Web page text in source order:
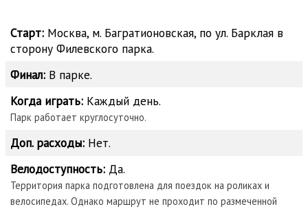
Старт: Москва, м. Багратионовская, по ул. Барклая в
сторону Филевского парка.
Финал: В парке.
Когда играть: Каждый день.
Парк работает круглосуточно.
Доп. расходы: Нет.
Велодоступность: Да.
Территория парка подготовлена для поездок на роликах и
велосипедах. Однако маршрут не проходит по размеченной